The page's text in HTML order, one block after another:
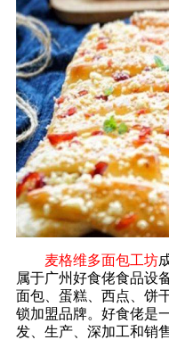
麦格维多面包工坊
属于广州好食佬食品设
面包、蛋糕、西点、饼
锁加盟品牌。好食佬是
发、生产、深加工和销